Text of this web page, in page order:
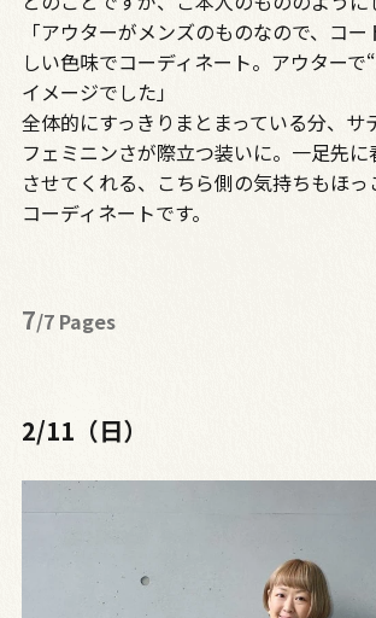
「アウターがメンズのものなので、コ
しい色味でコーディネート。アウターで
イメージでした」
全体的にすっきりまとまっている分、サ
フェミニンさが際立つ装いに。一足先に
させてくれる、こちら側の気持ちもほ
コーディネートです。
7/7 Pages
2/11（日）